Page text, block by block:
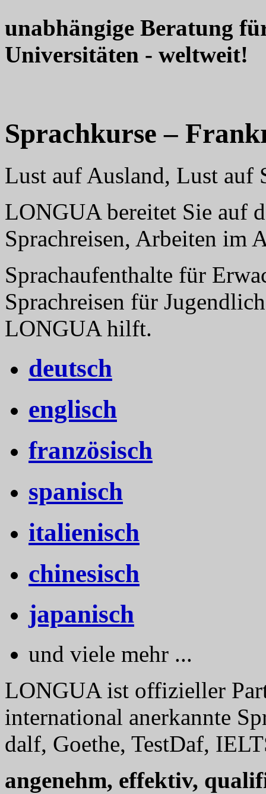
unabhängige Beratung
Universitäten - weltweit!
Sprachkurse –
Lust auf Ausland, Lust auf
LONGUA bereitet Sie auf
Sprachreisen, Arbeiten im
Sprachaufenthalte für
Sprachreisen für
LONGUA hilft.
deutsch
englisch
französisch
spanisch
italienisch
chinesisch
japanisch
und viele mehr ...
LONGUA ist offizieller
international anerkannte
dalf, Goethe, TestDaf,
angenehm, effektiv,